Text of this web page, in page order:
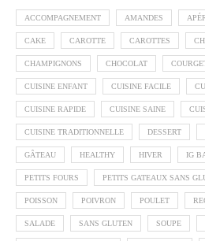
ACCOMPAGNEMENT AMANDES
CAKE CAROTTE CAROTTES
CHAMPIGNONS CHOCOLAT
CUISINE ENFANT CUISINE FACILE
CUISINE RAPIDE CUISINE SAINE
CUISINE TRADITIONNELLE DESSERT
GÂTEAU HEALTHY HIVER IG
PETITS FOURS PETITS GATEAUX SANS
POISSON POIVRON POULET
SALADE SANS GLUTEN SOUPE